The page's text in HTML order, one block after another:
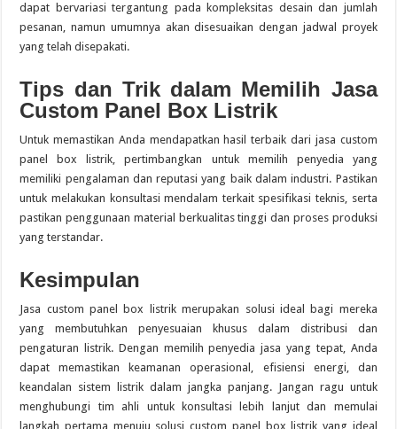
dapat bervariasi tergantung pada kompleksitas desain dan jumlah
pesanan, namun umumnya akan disesuaikan dengan jadwal proyek
yang telah disepakati.
Tips dan Trik dalam Memilih Jasa
Custom Panel Box Listrik
Untuk memastikan Anda mendapatkan hasil terbaik dari jasa custom
panel box listrik, pertimbangkan untuk memilih penyedia yang
memiliki pengalaman dan reputasi yang baik dalam industri. Pastikan
untuk melakukan konsultasi mendalam terkait spesifikasi teknis, serta
pastikan penggunaan material berkualitas tinggi dan proses produksi
yang terstandar.
Kesimpulan
Jasa custom panel box listrik merupakan solusi ideal bagi mereka
yang membutuhkan penyesuaian khusus dalam distribusi dan
pengaturan listrik. Dengan memilih penyedia jasa yang tepat, Anda
dapat memastikan keamanan operasional, efisiensi energi, dan
keandalan sistem listrik dalam jangka panjang. Jangan ragu untuk
menghubungi tim ahli untuk konsultasi lebih lanjut dan memulai
langkah pertama menuju solusi custom panel box listrik yang ideal